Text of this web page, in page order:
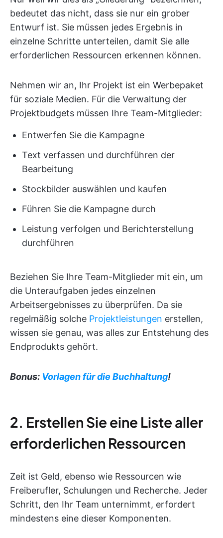
bedeutet das nicht, dass sie nur ein grober
Entwurf ist. Sie müssen jedes Ergebnis in
einzelne Schritte unterteilen, damit Sie alle
erforderlichen Ressourcen erkennen können.
Nehmen wir an, Ihr Projekt ist ein Werbepaket
für soziale Medien. Für die Verwaltung der
Projektbudgets müssen Ihre Team-Mitglieder:
Entwerfen Sie die Kampagne
Text verfassen und durchführen der
Bearbeitung
Stockbilder auswählen und kaufen
Führen Sie die Kampagne durch
Leistung verfolgen und Berichterstellung
durchführen
Beziehen Sie Ihre Team-Mitglieder mit ein, um
die Unteraufgaben jedes einzelnen
Arbeitsergebnisses zu überprüfen. Da sie
regelmäßig solche Projektleistungen erstellen,
wissen sie genau, was alles zur Entstehung des
Endprodukts gehört.
Bonus: Vorlagen für die Buchhaltung!
2. Erstellen Sie eine Liste aller
erforderlichen Ressourcen
Zeit ist Geld, ebenso wie Ressourcen wie
Freiberufler, Schulungen und Recherche. Jeder
Schritt, den Ihr Team unternimmt, erfordert
mindestens eine dieser Komponenten.